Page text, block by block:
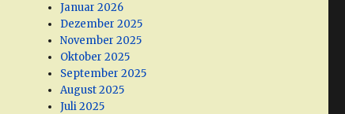
Januar 2026
Dezember 2025
November 2025
Oktober 2025
September 2025
August 2025
Juli 2025